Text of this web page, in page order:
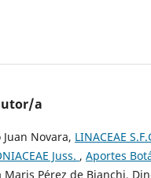
a
Juan Novara, LINACEAE
Juss. , Aportes
Pérez de Bianchi,